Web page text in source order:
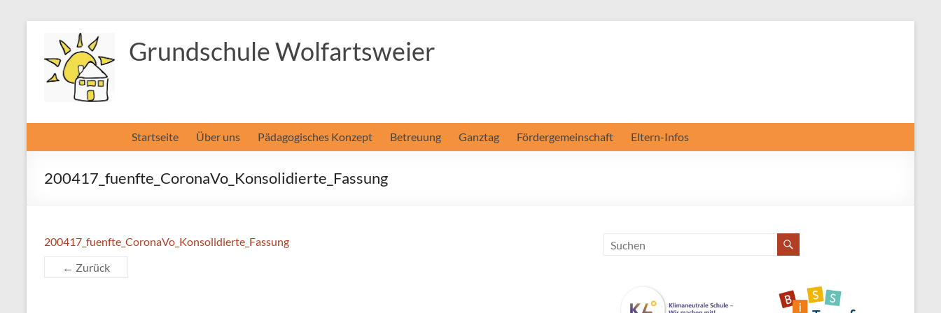
springen
Grundschule Wolfartsweier
Startseite Über uns Pädagogisches Konzept Betreuung Ganztag Fördergemeinschaft Eltern-Infos
200417_fuenfte_CoronaVo_Konsolidierte_Fassung
200417_fuenfte_CoronaVo_Konsolidierte_Fassung
← Zurück